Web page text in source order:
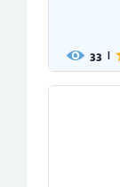
33 |